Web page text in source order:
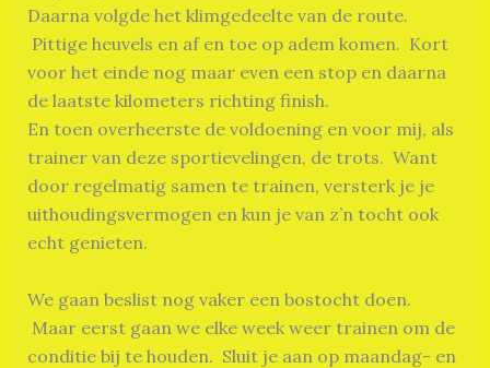
Daarna volgde het klimgedeelte van de route.
Pittige heuvels en af en toe op adem komen. Kort
voor het einde nog maar even een stop en daarna
de laatste kilometers richting finish.
En toen overheerste de voldoening en voor mij, als
trainer van deze sportievelingen, de trots. Want
door regelmatig samen te trainen, versterk je je
uithoudingsvermogen en kun je van z’n tocht ook
echt genieten.
We gaan beslist nog vaker een bostocht doen.
Maar eerst gaan we elke week weer trainen om de
conditie bij te houden. Sluit je aan op maandag- en